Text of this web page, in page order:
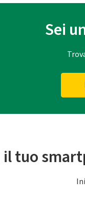
Sei
il tuo